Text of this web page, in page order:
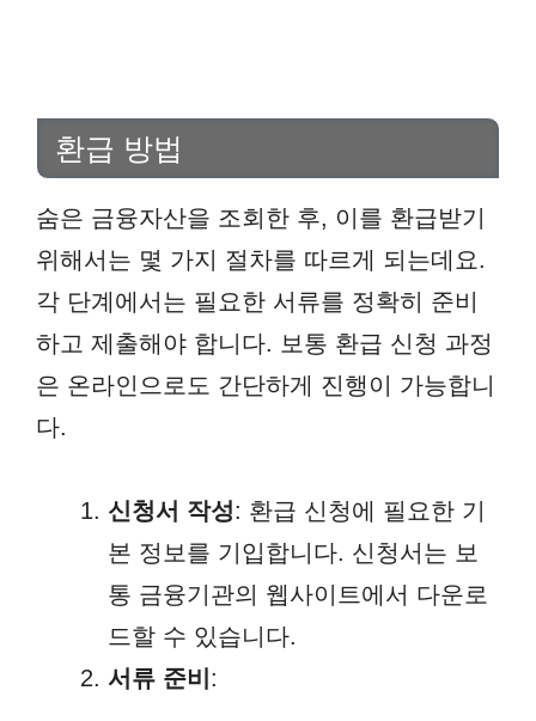
환급 방법
숨은 금융자산을 조회한 후, 이를 환급받기
위해서는 몇 가지 절차를 따르게 되는데요.
각 단계에서는 필요한 서류를 정확히 준비
하고 제출해야 합니다. 보통 환급 신청 과정
은 온라인으로도 간단하게 진행이 가능합니
다.
신청서 작성: 환급 신청에 필요한 기
본 정보를 기입합니다. 신청서는 보
통 금융기관의 웹사이트에서 다운로
드할 수 있습니다.
서류 준비 :